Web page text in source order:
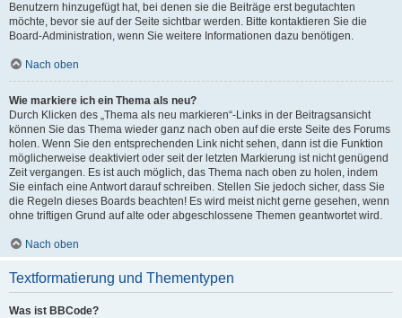
Benutzern hinzugefügt hat, bei denen sie die Beiträge erst begutachten
möchte, bevor sie auf der Seite sichtbar werden. Bitte kontaktieren Sie die
Board-Administration, wenn Sie weitere Informationen dazu benötigen.
Nach oben
Wie markiere ich ein Thema als neu?
Durch Klicken des „Thema als neu markieren“-Links in der Beitragsansicht
können Sie das Thema wieder ganz nach oben auf die erste Seite des Forums
holen. Wenn Sie den entsprechenden Link nicht sehen, dann ist die Funktion
möglicherweise deaktiviert oder seit der letzten Markierung ist nicht genügend
Zeit vergangen. Es ist auch möglich, das Thema nach oben zu holen, indem
Sie einfach eine Antwort darauf schreiben. Stellen Sie jedoch sicher, dass Sie
die Regeln dieses Boards beachten! Es wird meist nicht gerne gesehen, wenn
ohne triftigen Grund auf alte oder abgeschlossene Themen geantwortet wird.
Nach oben
Textformatierung und Thementypen
Was ist BBCode?